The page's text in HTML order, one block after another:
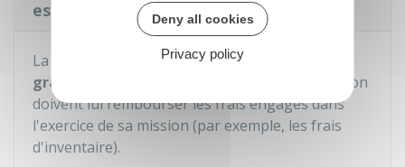
est-elle payante ?
La mission de l'exécuteur testamentaire est
gratuite
. Toutefois, les héritiers de la succession
doivent lui rembourser les frais engagés dans
l'exercice de sa mission (par exemple, les frais
d'inventaire).
Deny all cookies
Privacy policy